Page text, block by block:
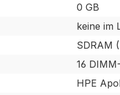
0 GB
keine im
SDRAM
16
HPE